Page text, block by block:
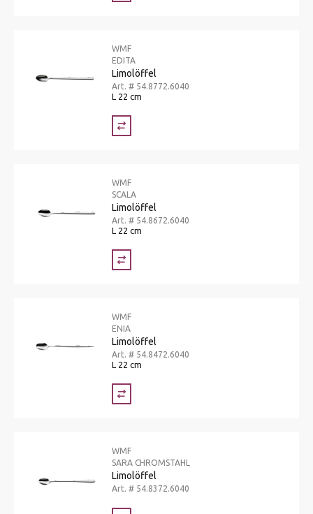
WMF
EDITA
Limolöffel
Art. # 54.8772.6040
L 22 cm
WMF
SCALA
Limolöffel
Art. # 54.8672.6040
L 22 cm
WMF
ENIA
Limolöffel
Art. # 54.8472.6040
L 22 cm
WMF
SARA CHROMSTAHL
Limolöffel
Art. # 54.8372.6040